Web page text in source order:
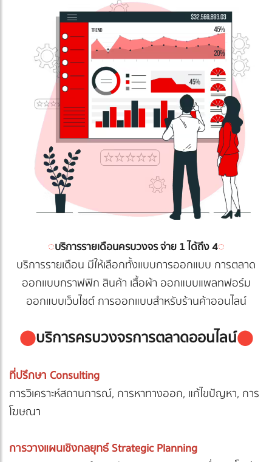
◌บริการรายเดือนครบวงจร จ่าย 1 ได้ถึง 4◌
บริการรายเดือน มีให้เลือกทั้งแบบการออกแบบ การตลาด
ออกแบบกราฟฟิก สินค้า เสื้อผ้า ออกแบบแพลทฟอร์ม
ออกแบบเว็บไซต์ การออกแบบสำหรับร้านค้าออนไลน์
⬤บริการครบวงจรการตลาดออนไลน์⬤
ที่ปรึกษา Consulting
การวิเคราะห์สถานการณ์, การหาทางออก, แก้ไขปัญหา, การ
โฆษณา
การวางแผนเชิงกลยุทธ์ Strategic Planning